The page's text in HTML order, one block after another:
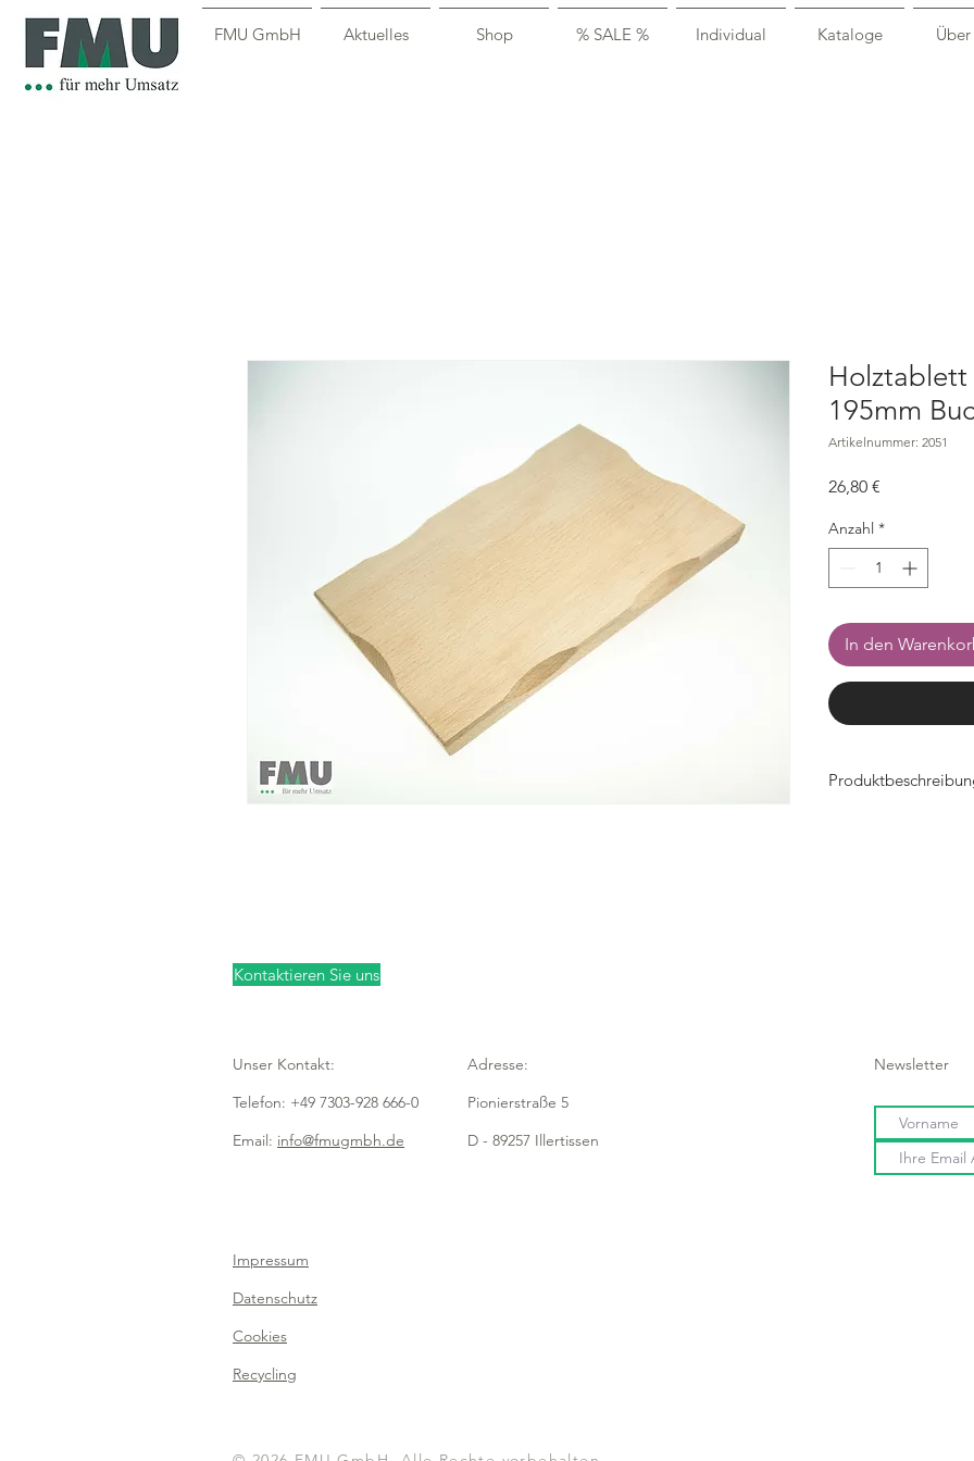
FMU GmbH Aktuelles Shop % SALE % Individual Kataloge Über
Holztablett
195mm
Artikelnummer: 2051
26,80 €
Anzahl *
In den
Kontaktieren Sie uns
Unser Kontakt:
Telefon: +49 7303-928 666-0
Email: info@fmugmbh.de
Adresse:
Pionierstraße 5
D - 89257 Illertissen
Impressum
Datenschutz
Cookies
Recycling
Newsletter